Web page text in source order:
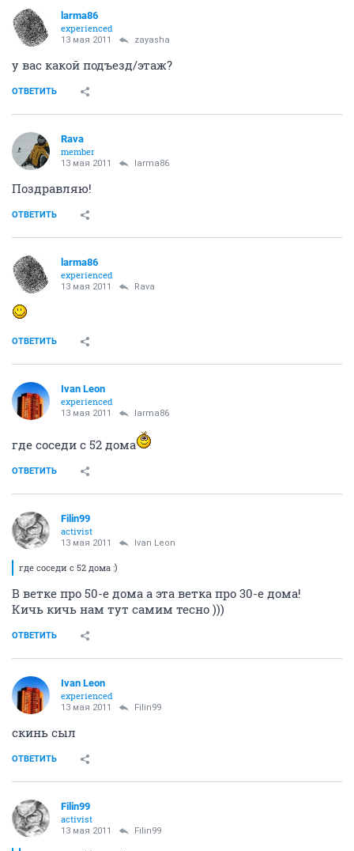
larma86
experienced
13 мая 2011 zayasha
у вас какой подъезд/этаж?
ОТВЕТИТЬ
Rava
member
13 мая 2011 larma86
Поздравляю!
ОТВЕТИТЬ
larma86
experienced
13 мая 2011 Rava
ОТВЕТИТЬ
Ivаn Lеon
experienced
13 мая 2011 larma86
где соседи с 52 дома
ОТВЕТИТЬ
Filin99
activist
13 мая 2011 Ivаn Lеon
где соседи с 52 дома :)
В ветке про 50-е дома а эта ветка про 30-е дома!
Кичь кичь нам тут самим тесно )))
ОТВЕТИТЬ
Ivаn Lеon
experienced
13 мая 2011 Filin99
скинь сыл
ОТВЕТИТЬ
Filin99
activist
13 мая 2011 Filin99